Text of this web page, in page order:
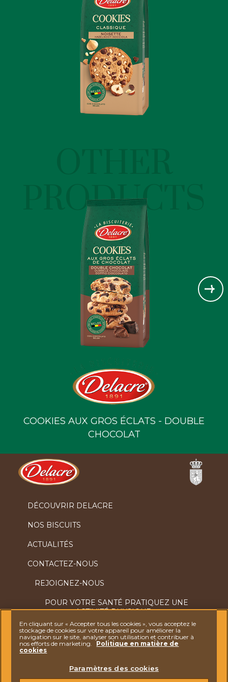
PRODUCTS
COOKIES AUX GROS ÉCLATS - DOUBLE
CHOCOLAT
DÉCOUVRIR DELACRE
NOS BISCUITS
ACTUALITÉS
CONTACTEZ-NOUS
REJOIGNEZ-NOUS
POUR VOTRE SANTÉ PRATIQUEZ UNE
ACTIVITÉ PHYSIQUE
RÉGULIÈRE.WWW.MANGERBOUGER.FR
DES QUESTIONS ? N'HÉSITEZ PAS À NOUS
En cliquant sur « Accepter tous les cookies », vous acceptez le
stockage de cookies sur votre appareil pour améliorer la
navigation sur le site, analyser son utilisation et contribuer à
nos efforts de marketing.
Politique en matière de
cookies
Paramètres des cookies